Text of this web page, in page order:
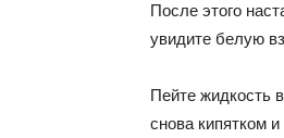
После этого
увидите белую
Пейте жидкость
снова кипятком